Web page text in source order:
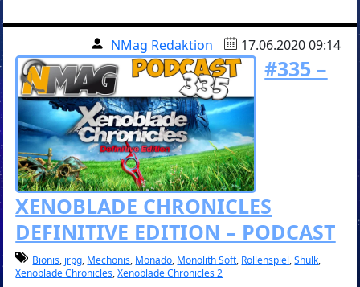
NMag Redaktion 17.06.2020 09:14
#335 –
XENOBLADE CHRONICLES
DEFINITIVE EDITION – PODCAST
Bionis, jrpg, Mechonis, Monado, Monolith Soft, Rollenspiel,Shulk,
Xenoblade Chronicles,Xenoblade Chronicles 2